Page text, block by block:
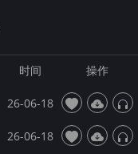
时间 操作
26-06-18
26-06-18